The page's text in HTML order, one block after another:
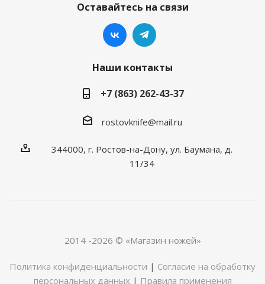
Оставайтесь на связи
Наши контакты
+7 (863) 262-43-37
rostovknife@mail.ru
344000, г. Ростов-на-Дону, ул. Баумана, д.
11/34
2014 -2026 © «Магазин ножей»
Политика конфиденциальности | Согласие на обработку
персональных данных | Правила применения